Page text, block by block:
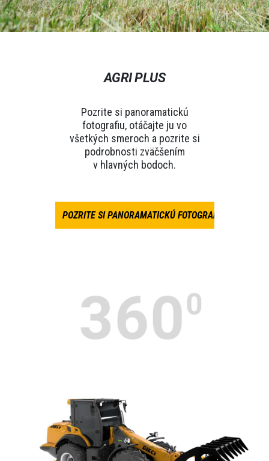
AGRI PLUS
Pozrite si panoramatickú
fotografiu, otáčajte ju vo
všetkých smeroch a pozrite si
podrobnosti zväčšením
v hlavných bodoch.
POZRITE SI PANORAMATICKÚ FOTOGRAFIU